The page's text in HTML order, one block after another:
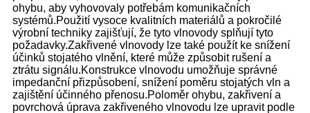
ohybu, aby vyhovovaly potřebám komunikačních
systémů.Použití vysoce kvalitních materiálů a pokročilé
výrobní techniky zajišťují, že tyto vlnovody splňují tyto
požadavky.Zakřivené vlnovody lze také použít ke snížení
účinků stojatého vlnění, které může způsobit rušení a
ztrátu signálu.Konstrukce vlnovodu umožňuje správné
impedanční přizpůsobení, snížení poměru stojatých vln a
zajištění účinného přenosu.Poloměr ohybu, zakřivení a
povrchová úprava zakřiveného vlnovodu lze upravit podle